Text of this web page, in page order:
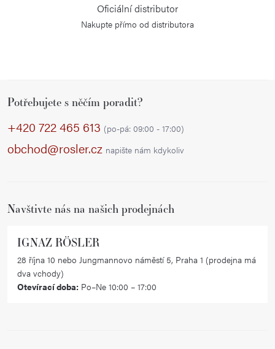
Oficiální distributor
Nakupte přímo od distributora
Potřebujete s něčím poradit?
+420 722 465 613 (po-pá: 09:00 - 17:00)
obchod@rosler.cz napište nám kdykoliv
Navštivte nás na našich prodejnách
IGNAZ RÖSLER
28 října 10 nebo Jungmannovo náměstí 5, Praha 1 (prodejna má
dva vchody)
Otevírací doba: Po–Ne 10:00 – 17:00